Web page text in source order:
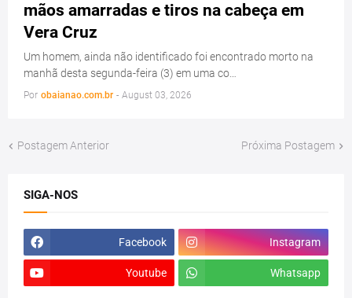
mãos amarradas e tiros na cabeça em
Vera Cruz
Um homem, ainda não identificado foi encontrado morto na
manhã desta segunda-feira (3) em uma co…
Por obaianao.com.br - August 03, 2026
Postagem Anterior Próxima Postagem
SIGA-NOS
Facebook Instagram
Youtube Whatsapp